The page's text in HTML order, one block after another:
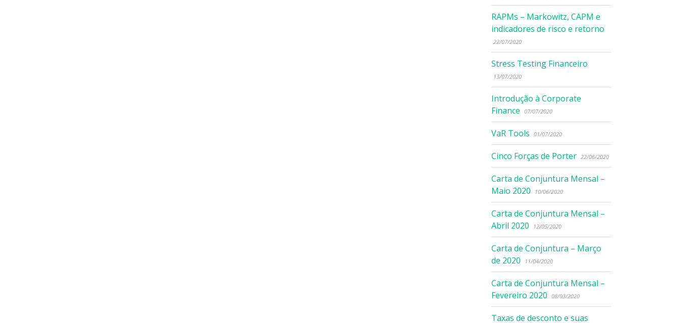
RAPMs – Markowitz, CAPM e
indicadores de risco e retorno
22/07/2020
Stress Testing Financeiro
13/07/2020
Introdução à Corporate
Finance
07/07/2020
VaR Tools 01/07/2020
Cinco Forças de Porter 22/06/2020
Carta de Conjuntura Mensal –
Maio 2020
10/06/2020
Carta de Conjuntura Mensal –
Abril 2020
12/05/2020
Carta de Conjuntura – Março
de 2020
11/04/2020
Carta de Conjuntura Mensal –
Fevereiro 2020
08/03/2020
Taxas de desconto e suas